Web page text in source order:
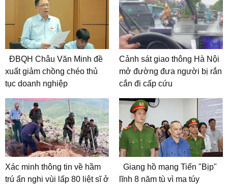
ĐBQH Châu Văn Minh đề
xuất giảm chồng chéo thủ
tục doanh nghiệp
Cảnh sát giao thông Hà Nội
mở đường đưa người bị rắn
cắn đi cấp cứu
Xác minh thông tin về hầm
trú ẩn nghi vùi lấp 80 liệt sĩ ở
Giang hồ mạng Tiến "Bịp"
lĩnh 8 năm tù vì ma túy